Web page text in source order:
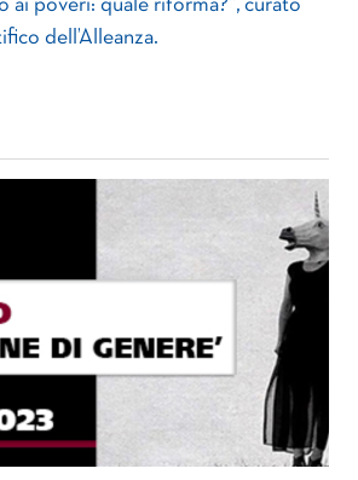
ai poveri: quale riforma?“, curato
dell’Alleanza.